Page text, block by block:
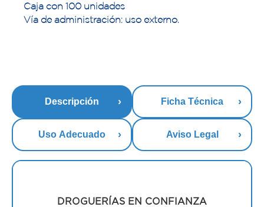
Caja con 100 unidades
Vía de administración: uso externo.
Descripción Ficha Técnica
Uso Adecuado Aviso Legal
DROGUERÍAS EN CONFIANZA